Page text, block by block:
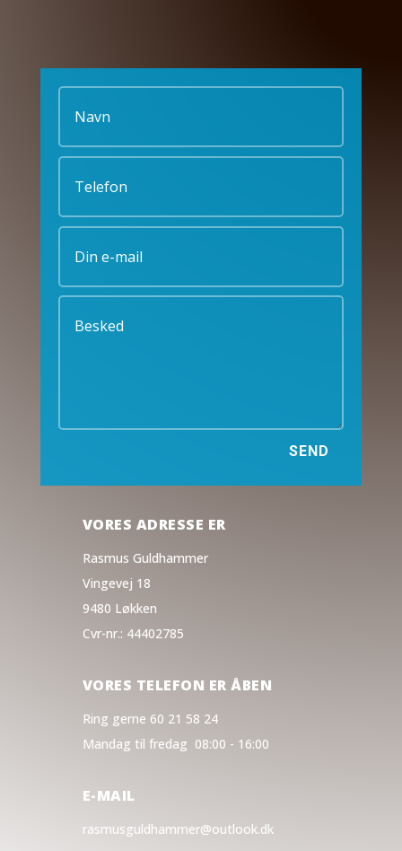
SEND
VORES ADRESSE ER
Rasmus Guldhammer
Vingevej 18
9480 Løkken
Cvr-nr.: 44402785
VORES TELEFON ER ÅBEN
Ring gerne 60 21 58 24
Mandag til fredag 08:00 - 16:00
E-MAIL
rasmusguldhammer@outlook.dk